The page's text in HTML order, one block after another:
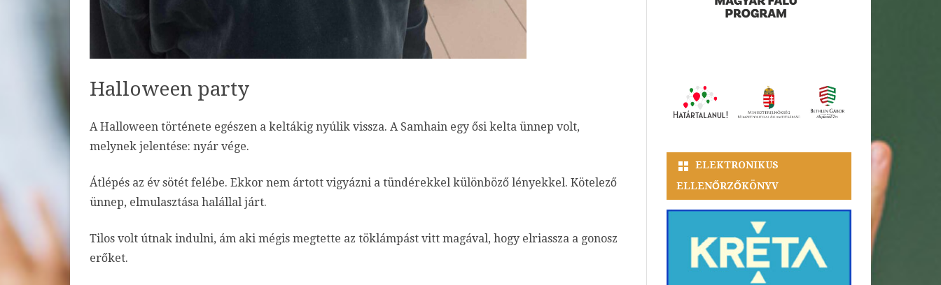
Halloween party
A Halloween története egészen a keltákig nyúlik vissza. A Samhain egy ősi kelta ünnep volt,
melynek jelentése: nyár vége.
Átlépés az év sötét felébe. Ekkor nem ártott vigyázni a tündérekkel különböző lényekkel. Kötelező
ünnep, elmulasztása halállal járt.
Tilos volt útnak indulni, ám aki mégis megtette az töklámpást vitt magával, hogy elriassza a gonosz
erőket.
ELEKTRONIKUS
ELLENŐRZŐKÖNYV